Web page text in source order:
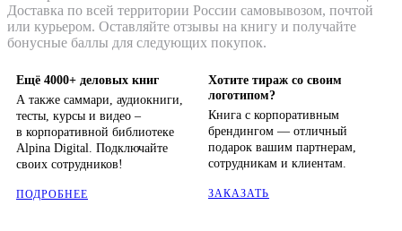
Доставка по всей территории России самовывозом, почтой
или курьером. Оставляйте отзывы на книгу и получайте
бонусные баллы для следующих покупок.
Ещё 4000+ деловых книг
А также саммари, аудиокниги,
тесты, курсы и видео –
в корпоративной библиотеке
Alpina Digital. Подключайте
своих сотрудников!
ПОДРОБНЕЕ
Хотите тираж со своим
логотипом?
Книга с корпоративным
брендингом — отличный
подарок вашим партнерам,
сотрудникам и клиентам.
ЗАКАЗАТЬ